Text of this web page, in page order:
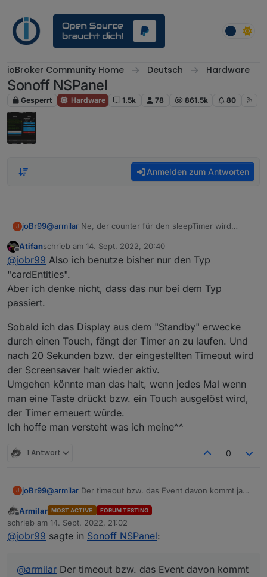
ioBroker Community Home Deutsch Hardware
Sonoff NSPanel
Gesperrt Hardware 1.5k 78 861.5k 80
Anmelden zum Antworten
J joBr99@armilar Ne, der counter für den sleepTimer wird
muss man gar nix machen.@Atifan
seitentyp hast du das problem?
Offline
Atifanschrieb am 14. Sept. 2022, 20:40
zuletzt editiert von
@jobr99 Also ich benutze bisher nur den Typ
"cardEntities".
Aber ich denke nicht, dass das nur bei dem Typ
passiert.
Sobald ich das Display aus dem "Standby" erwecke
durch einen Touch, fängt der Timer an zu laufen. Und
nach 20 Sekunden bzw. der eingestellten Timeout wird
der Screensaver halt wieder aktiv.
Umgehen könnte man das halt, wenn jedes Mal wenn
man eine Taste drückt bzw. ein Touch ausgelöst wird,
der Timer erneuert würde.
Ich hoffe man versteht was ich meine^^
1 Antwort 0
J joBr99@armilar Der timeout bzw. das Event davon kommt ja
dran machen, allerdings sollte der counter für den
timeout bei einem touch event wieder von vorn
beginnen.
Offline
Armilar MOST ACTIVE FORUM TESTING
schrieb am 14. Sept. 2022, 21:02
zuletzt editiert von
@jobr99 sagte in Sonoff NSPanel:
@armilar Der timeout bzw. das Event davon kommt